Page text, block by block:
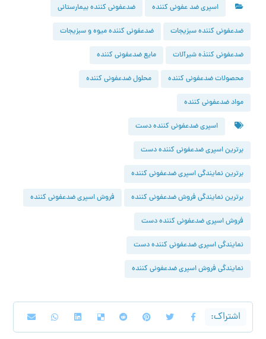
اسپری ضد عفونی کننده ضدعفونی کننده بیمارستانی
ضدعفونی کننده سبزیجات ضدعفونی کننده میوه و سبزیجات
ضدعفونی کننذه شیرآلات مایع ضدعفونی کننده
محصولات ضدعفونی کننده محلول ضدعفونی کننده
مواد ضدعفونی کننده
اسپری ضدعفونی کننده دست
برترین اسپری ضدعفونی کننده دست
برترین نمایندگی اسپری ضدعفونی کننده
برترین نمایندگی فروش ضدعفونی کننده فروش اسپری ضدعفونی کننده
فروش اسپری ضدعفونی کننده دست
نمایندگی اسپری ضدعفونی کننده دست
نمایندگی فروش اسپری ضدعفونی کننده